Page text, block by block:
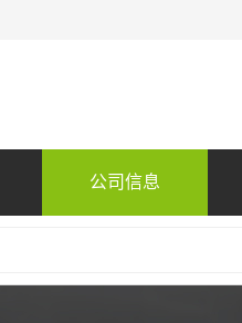
公司信息